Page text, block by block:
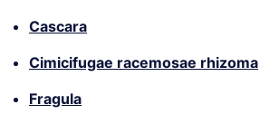
Cascara
Cimicifugae racemosae rhizoma
Fragula